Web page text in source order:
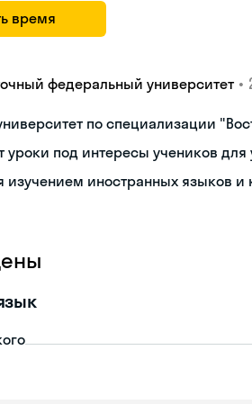
время
федеральный университет •
по специализации
уроки под интересы учеников для
изучением иностранных языков и